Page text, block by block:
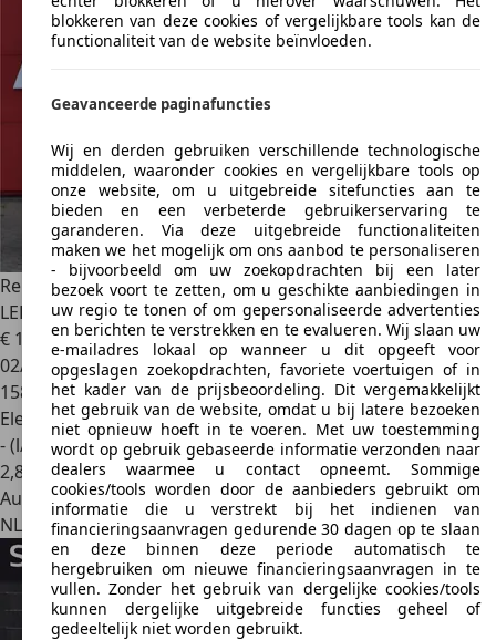
Renault Megane E-TechEstate 1.6 Plug-In Hybrid 160 Intens
LED | Leder |
€ 13.900 1
02/2022
158.433 km
Elektro/Benzine
- (l/100 km)
2,8
Autobedrijf
NL 9101 WVDokkum
blokkeren van deze cookies of vergelijkbare tools kan de
functionaliteit van de website beïnvloeden.
Geavanceerde paginafuncties
Wij en derden gebruiken verschillende technologische
middelen, waaronder cookies en vergelijkbare tools op
onze website, om u uitgebreide sitefuncties aan te
bieden en een verbeterde gebruikerservaring te
garanderen. Via deze uitgebreide functionaliteiten
maken we het mogelijk om ons aanbod te personaliseren
- bijvoorbeeld om uw zoekopdrachten bij een later
bezoek voort te zetten, om u geschikte aanbiedingen in
uw regio te tonen of om gepersonaliseerde advertenties
en berichten te verstrekken en te evalueren. Wij slaan uw
e-mailadres lokaal op wanneer u dit opgeeft voor
opgeslagen zoekopdrachten, favoriete voertuigen of in
het kader van de prijsbeoordeling. Dit vergemakkelijkt
het gebruik van de website, omdat u bij latere bezoeken
niet opnieuw hoeft in te voeren. Met uw toestemming
wordt op gebruik gebaseerde informatie verzonden naar
dealers waarmee u contact opneemt. Sommige
cookies/tools worden door de aanbieders gebruikt om
informatie die u verstrekt bij het indienen van
financieringsaanvragen gedurende 30 dagen op te slaan
en deze binnen deze periode automatisch te
hergebruiken om nieuwe financieringsaanvragen in te
vullen. Zonder het gebruik van dergelijke cookies/tools
kunnen dergelijke uitgebreide functies geheel of
gedeeltelijk niet worden gebruikt.